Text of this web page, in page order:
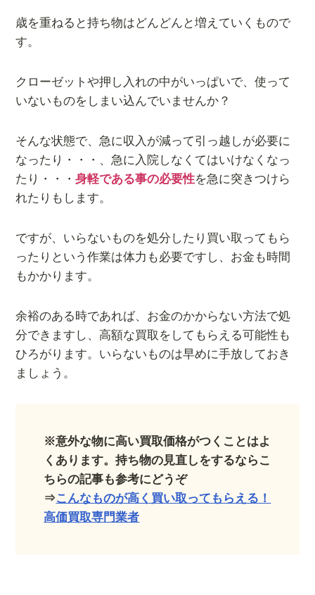
歳を重ねると持ち物はどんどんと増えていくもので
す。
クローゼットや押し入れの中がいっぱいで、使って
いないものをしまい込んでいませんか？
そんな状態で、急に収入が減って引っ越しが必要に
なったり・・・、急に入院しなくてはいけなくなっ
たり・・・身軽である事の必要性を急に突きつけら
れたりもします。
ですが、いらないものを処分したり買い取ってもら
ったりという作業は体力も必要ですし、お金も時間
もかかります。
余裕のある時であれば、お金のかからない方法で処
分できますし、高額な買取をしてもらえる可能性も
ひろがります。いらないものは早めに手放しておき
ましょう。
※意外な物に高い買取価格がつくことはよ
くあります。持ち物の見直しをするならこ
ちらの記事も参考にどうぞ
⇒こんなものが高く買い取ってもらえる！
高価買取専門業者